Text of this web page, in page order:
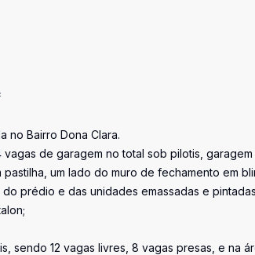
no Bairro Dona Clara.
de garagem no total sob pilotis,
um lado do muro de fechamento em
prédio e das unidades emassadas e
sendo 12 vagas livres, 8 vagas presas, e na